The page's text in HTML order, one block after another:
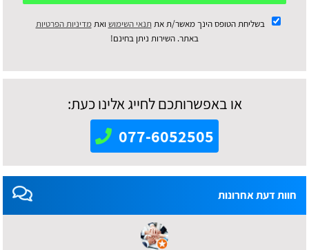
בשליחת הטופס הינך מאשר/ת את תנאי השימוש ואתמדיניות הפרטיות
באתר. השירות ניתן בחינם!
או באפשרותכם לחייג אלינו כעת:
077-6052505
חוות דעת אחרונות